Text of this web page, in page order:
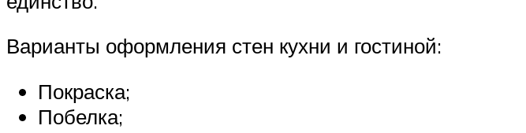
Варианты оформления стен кухни и гостиной:
Покраска;
Побелка;